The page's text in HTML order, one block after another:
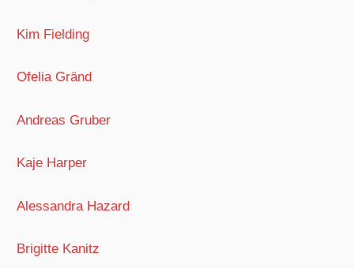
Kim Fielding
Ofelia Gränd
Andreas Gruber
Kaje Harper
Alessandra Hazard
Brigitte Kanitz